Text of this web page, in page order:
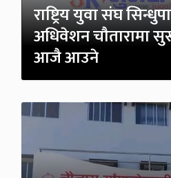
राष्ट्रिय युवा संघ
अधिवेशन चाैतारामा
आजै आउने